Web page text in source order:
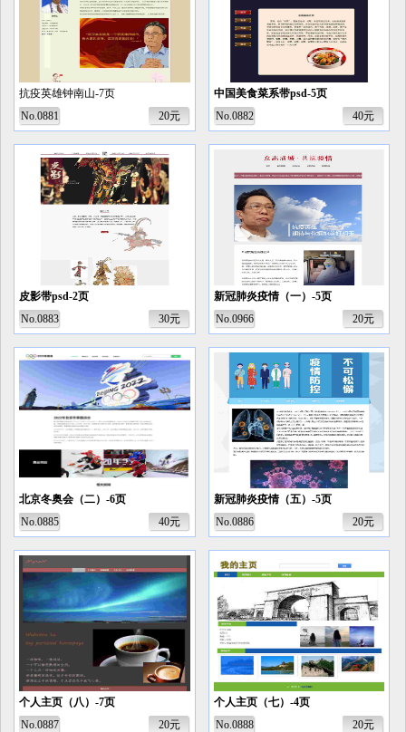
抗疫英雄钟南山-7页
No.0881
20元
中国美食菜系带psd-5页
No.0882
40元
皮影带psd-2页
No.0883
30元
新冠肺炎疫情（一）-5页
No.0966
20元
北京冬奥会（二）-6页
No.0885
40元
新冠肺炎疫情（五）-5页
No.0886
20元
个人主页（八）-7页
No.0887
20元
个人主页（七）-4页
No.0888
20元